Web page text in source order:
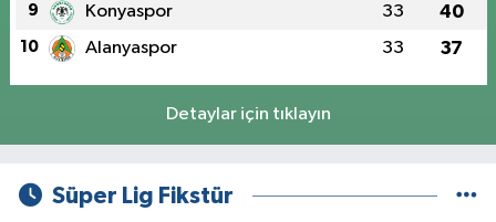
9 Konyaspor 33 40
10 Alanyaspor 33 37
Detaylar için tıklayın
Süper Lig Fikstür